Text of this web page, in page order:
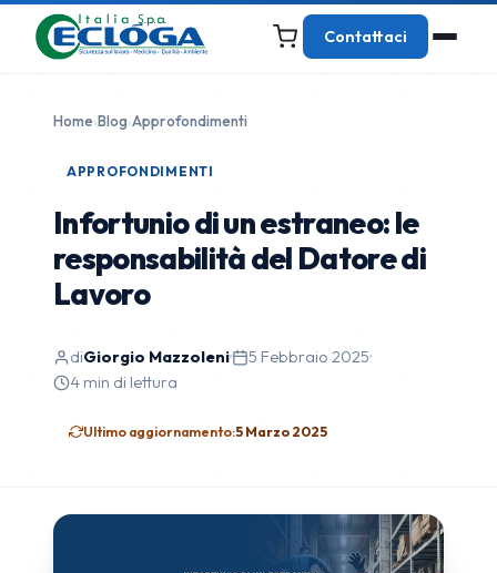
Contattaci
Home›Blog›Approfondimenti
APPROFONDIMENTI
Infortunio di un estraneo: le
responsabilità del Datore di
Lavoro
diGiorgio Mazzoleni· 5 Febbraio 2025·
4 min di lettura
Ultimo aggiornamento:5 Marzo 2025